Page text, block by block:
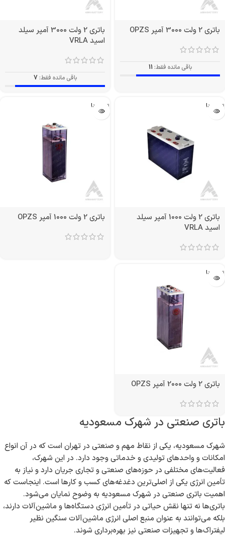
باتری 2 ولت 3000 آمپر OPZS
باقی مانده فقط: 11
باتری 2 ولت 3000 آمپر سیلد
اسید VRLA
باقی مانده فقط: 7
تمام شد!
باتری 2 ولت 1000 آمپر سیلد
اسید VRLA
تمام شد!
باتری 2 ولت 1000 آمپر OPZS
تمام شد!
باتری 2 ولت 2000 آمپر OPZS
باتری صنعتی در شهرک مسعودیه
شهرک مسعودیه، یکی از نقاط مهم و صنعتی در تهران است که در آن انواع
امکانات و واحدهای تولیدی و خدماتی وجود دارد. در این شهرک،
فعالیت‌های مختلفی در حوزه‌های صنعتی و تجاری جریان دارد و نیاز به
تأمین انرژی یکی از اصلی‌ترین دغدغه‌های کسب و کارها است. اینجاست که
اهمیت باتری صنعتی در شهرک مسعودیه به وضوح نمایان می‌شود.
باتری‌ها نه تنها نقش حیاتی در تأمین انرژی دستگاه‌ها و ماشین‌آلات دارند،
بلکه می‌توانند به عنوان منبع اصلی انرژی ماشین‌آلات سنگین نظیر
لیفتراک‌ها و تجهیزات صنعتی نیز بهره‌برداری شوند.